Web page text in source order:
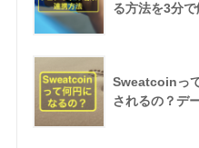
る方法を3分
Sweatcoinっ
されるの？デ